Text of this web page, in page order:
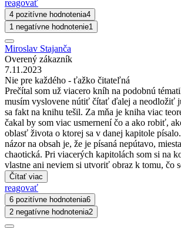
reagovať
4 pozitívne hodnotenia4
1 negatívne hodnotenie1
Miroslav Stajanča
Overený zákazník
7.11.2023
Nie pre každého - ťažko čitateľná
Prečítal som už viacero kníh na podobnú
musím vyslovene nútiť čítať ďalej a neodložiť
sa fakt na knihu tešil. Za mňa je kniha viac
čakal by som viac usmernení čo a ako robiť,
oblasť života o ktorej sa v danej kapitole
názor na obsah je, že je písaná nepútavo,
chaotická. Pri viacerých kapitolách som si na
vlastne ani neviem si utvoriť obraz k tomu, čo
Čítať viac
reagovať
6 pozitívne hodnotenia6
2 negatívne hodnotenia2